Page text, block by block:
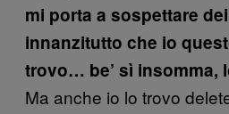
mi porta a sospettare
innanzitutto che io
trovo… be’ sì insomma,
Ma anche io lo trovo